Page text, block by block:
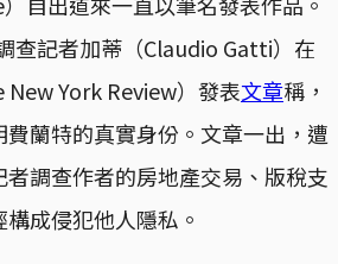
查記者加蒂（Claudio Gatti）在
New York Review）發表文章稱，
蘭特的真實身份。文章一出，遭
調查作者的房地產交易、版稅支
成侵犯他人隱私。